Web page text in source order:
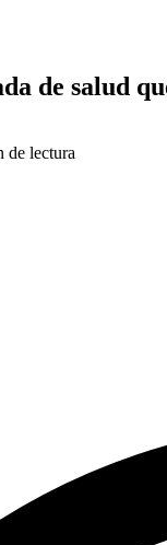
de salud
de lectura